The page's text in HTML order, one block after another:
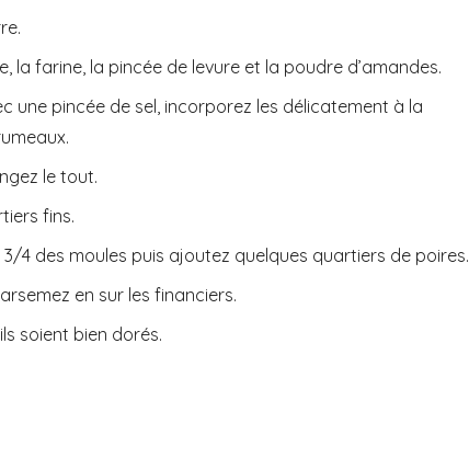
la farine, la pincée de levure et la poudre d’amandes.
une pincée de sel, incorporez les délicatement à la
le tout.
fins.
4 des moules puis ajoutez quelques quartiers de poires.
en sur les financiers.
soient bien dorés.